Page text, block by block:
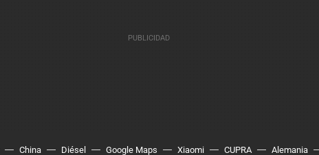
China Diésel Google Maps Xiaomi CUPRA Alemania